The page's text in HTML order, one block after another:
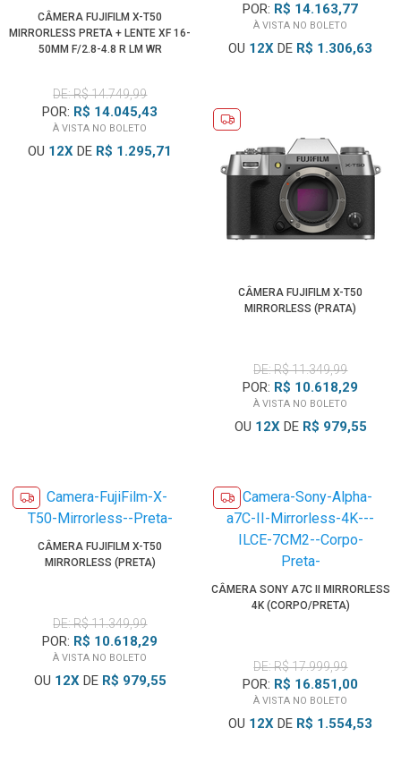
CÂMERA FUJIFILM X-T50
MIRRORLESS PRETA + LENTE XF 16-
50MM F/2.8-4.8 R LM WR
DE: R$ 14.749,99
POR: R$ 14.045,43
À VISTA NO BOLETO
OU 12X DE R$ 1.295,71
POR: R$ 14.163,77
À VISTA NO BOLETO
OU 12X DE R$ 1.306,63
CÂMERA FUJIFILM X-T50
MIRRORLESS (PRATA)
DE: R$ 11.349,99
POR: R$ 10.618,29
À VISTA NO BOLETO
OU 12XDE R$ 979,55
CÂMERA FUJIFILM X-T50
MIRRORLESS (PRETA)
DE: R$ 11.349,99
POR: R$ 10.618,29
À VISTA NO BOLETO
OU 12XDE R$ 979,55
CÂMERA SONY A7C II MIRRORLESS
4K (CORPO/PRETA)
DE: R$ 17.999,99
POR: R$ 16.851,00
À VISTA NO BOLETO
OU 12X DE R$ 1.554,53